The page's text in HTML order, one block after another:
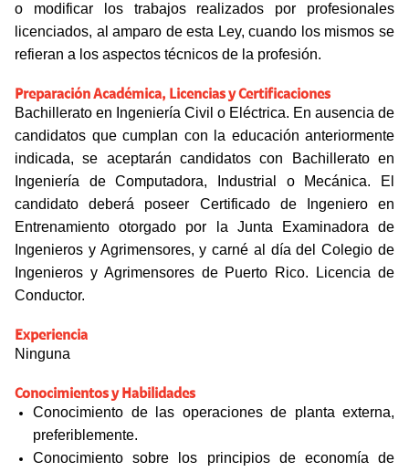
o modificar los trabajos realizados por profesionales
licenciados, al amparo de esta Ley, cuando los mismos se
refieran a los aspectos técnicos de la profesión.
Preparación Académica, Licencias y Certificaciones
Bachillerato en Ingeniería Civil o Eléctrica. En ausencia de
candidatos que cumplan con la educación anteriormente
indicada, se aceptarán candidatos con Bachillerato en
Ingeniería de Computadora, Industrial o Mecánica. El
candidato deberá poseer Certificado de Ingeniero en
Entrenamiento otorgado por la Junta Examinadora de
Ingenieros y Agrimensores, y carné al día del Colegio de
Ingenieros y Agrimensores de Puerto Rico. Licencia de
Conductor.
Experiencia
Ninguna
Conocimientos y Habilidades
Conocimiento de las operaciones de planta externa,
preferiblemente.
Conocimiento sobre los principios de economía de